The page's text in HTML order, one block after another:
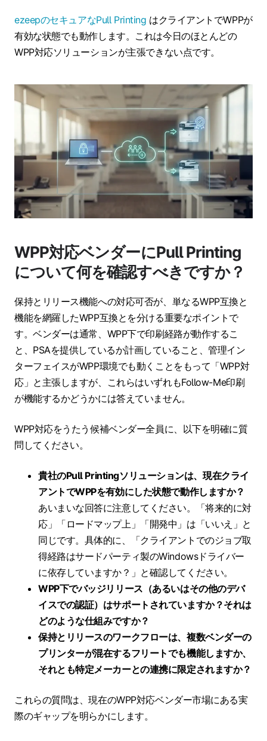
ezeepのセキュアなPull Printing はクライアントでWPPが
有効な状態でも動作します。これは今日のほとんどの
WPP対応ソリューションが主張できない点です。
WPP対応ベンダーにPull Printing
について何を確認すべきですか？
保持とリリース機能への対応可否が、単なるWPP互換と
機能を網羅したWPP互換とを分ける重要なポイントで
す。ベンダーは通常、WPP下で印刷経路が動作するこ
と、PSAを提供しているか計画していること、管理イン
ターフェイスがWPP環境でも動くことをもって「WPP対
応」と主張しますが、これらはいずれもFollow-Me印刷
が機能するかどうかには答えていません。
WPP対応をうたう候補ベンダー全員に、以下を明確に質
問してください。
貴社のPull Printingソリューションは、現在クライ
アントでWPPを有効にした状態で動作しますか？
あいまいな回答に注意してください。「将来的に対
応」「ロードマップ上」「開発中」は「いいえ」と
同じです。具体的に、「クライアントでのジョブ取
得経路はサードパーティ製のWindowsドライバー
に依存していますか？」と確認してください。
WPP下でバッジリリース（あるいはその他のデバ
イスでの認証）はサポートされていますか？それは
どのような仕組みですか？
保持とリリースのワークフローは、複数ベンダーの
プリンターが混在するフリートでも機能しますか、
それとも特定メーカーとの連携に限定されますか？
これらの質問は、現在のWPP対応ベンダー市場にある実
際のギャップを明らかにします。